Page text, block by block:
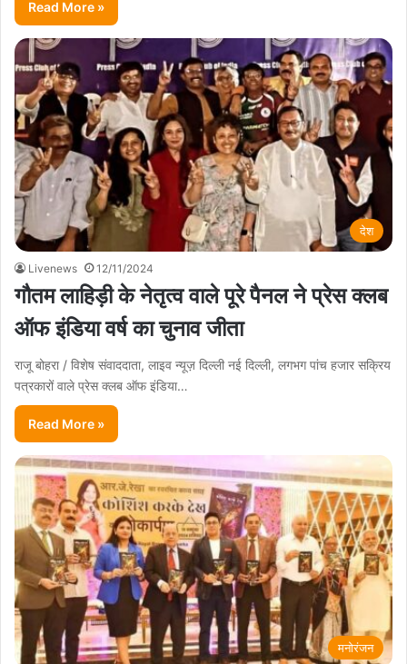
Read More »
देश
Livenews 12/11/2024
गौतम लाहिड़ी के नेतृत्व वाले पूरे पैनल ने प्रेस क्लब
ऑफ इंडिया वर्ष का चुनाव जीता
राजू बोहरा / विशेष संवाददाता, लाइव न्यूज़ दिल्ली नई दिल्ली, लगभग पांच हजार सक्रिय
पत्रकारों वाले प्रेस क्लब ऑफ इंडिया…
Read More »
मनोरंजन